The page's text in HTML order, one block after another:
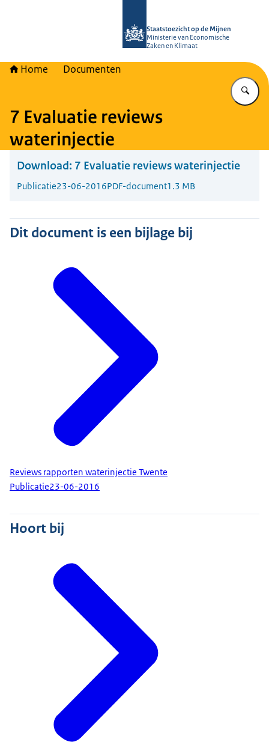
Staatstoezicht op de Mijnen
Ministerie van Economische
Zaken en Klimaat
Home Documenten
7 Evaluatie reviews
waterinjectie
Download: 7 Evaluatie reviews waterinjectie
Publicatie23-06-2016PDF-document1.3 MB
Dit document is een bijlage bij
Reviews rapporten waterinjectie Twente
Publicatie23-06-2016
Hoort bij